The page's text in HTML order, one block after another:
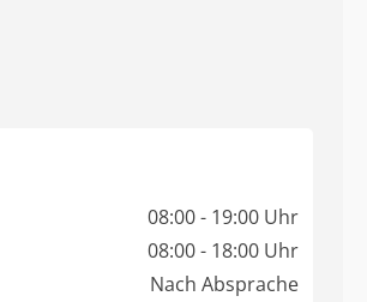
08:00 - 19:00 Uhr
08:00 - 18:00 Uhr
Nach Absprache